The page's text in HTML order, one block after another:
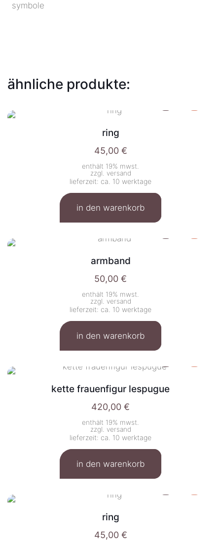
symbole
ähnliche produkte:
ring
45,00 €
enthält 19% mwst.
zzgl. versand
lieferzeit: ca. 10 werktage
in den warenkorb
armband
50,00 €
enthält 19% mwst.
zzgl. versand
lieferzeit: ca. 10 werktage
in den warenkorb
kette frauenfigur lespugue
420,00 €
enthält 19% mwst.
zzgl. versand
lieferzeit: ca. 10 werktage
in den warenkorb
ring
45,00 €